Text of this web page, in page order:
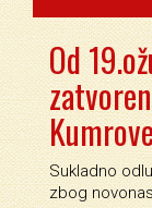
Od
Sukladno
zbog